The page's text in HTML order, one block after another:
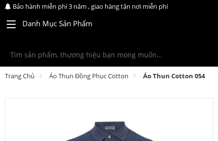
Bảo hành miễn phí 3 năm , giao hàng tận nơi miễn phí
Danh Mục Sản Phẩm
Trang Chủ Áo Thun Đồng Phục Cotton Áo Thun Cotton 054